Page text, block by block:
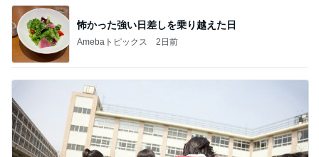
怖かった強い日差しを乗り越えた日
Amebaトピックス 2日前